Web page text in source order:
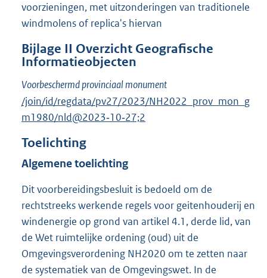
voorzieningen, met uitzonderingen van traditionele
windmolens of replica's hiervan
Bijlage II Overzicht Geografische
Informatieobjecten
Voorbeschermd provinciaal monument
/join/id/regdata/pv27/2023/NH2022_prov_mon_g
m1980/nld@2023‑10‑27;2
Toelichting
Algemene toelichting
Dit voorbereidingsbesluit is bedoeld om de
rechtstreeks werkende regels voor geitenhouderij en
windenergie op grond van artikel 4.1, derde lid, van
de Wet ruimtelijke ordening (oud) uit de
Omgevingsverordening NH2020 om te zetten naar
de systematiek van de Omgevingswet. In de